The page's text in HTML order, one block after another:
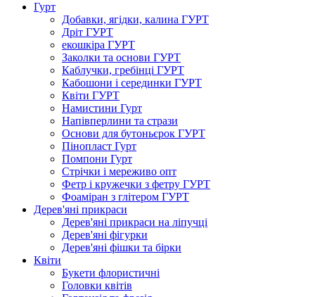
Гурт
Добавки, ягідки, калина ГУРТ
Дріт ГУРТ
екошкіра ГУРТ
Заколки та основи ГУРТ
Каблучки, гребінці ГУРТ
Кабошони і серединки ГУРТ
Квіти ГУРТ
Намистини Гурт
Напівперлини та стрази
Основи для бутоньєрок ГУРТ
Пінопласт Гурт
Помпони Гурт
Стрічки і мереживо опт
Фетр і кружечки з фетру ГУРТ
Фоаміран з глітером ГУРТ
Дерев'яні прикраси
Дерев'яні прикраси на ліпучці
Дерев'яні фігурки
Дерев'яні фішки та бірки
Квіти
Букети флористичні
Головки квітів